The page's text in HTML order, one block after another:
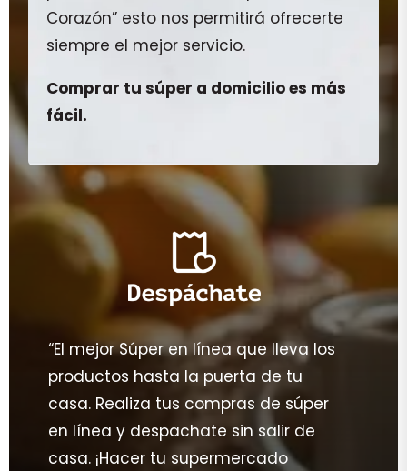
Corazón” esto nos permitirá ofrecerte
siempre el mejor servicio.
Comprar tu súper a domicilio es más
fácil.
“El mejor Súper en línea que lleva los
productos hasta la puerta de tu
casa. Realiza tus compras de súper
en línea y despachate sin salir de
casa. ¡Hacer tu supermercado